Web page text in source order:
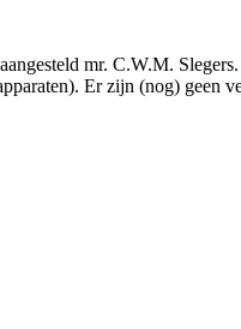
mr. C.W.M.
Er zijn (nog) geen